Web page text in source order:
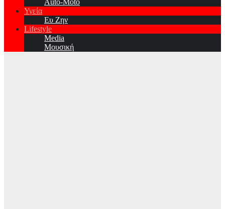
Auto-Moto
Υγεία
Ευ Ζην
Lifestyle
Media
Μουσική